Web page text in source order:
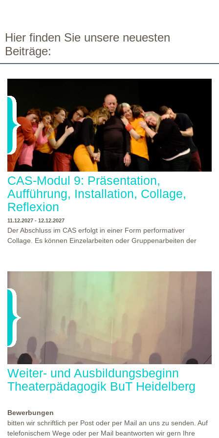
Hier finden Sie unsere neuesten
Beiträge:
CAS-Modul 9: Präsentation,
Aufführung, Installation, Collage,
Reflexion
11.12.2027 - 12.12.2027
Der Abschluss im CAS erfolgt in einer Form performativer
Collage. Es können Einzelarbeiten oder Gruppenarbeiten der
Ausbildungsprogramm zu erleben. Die Studierenden des
oder Präsentation. Wir freuen uns über Begegnungen und
WO?
Weiter- und Ausbildungsbeginn
Theaterpädagogik BuT Heidelberg
Bewerbungen
bitten wir schriftlich per Post oder per Mail an uns zu senden. Auf
telefonischem Wege oder per Mail beantworten wir gern Ihre